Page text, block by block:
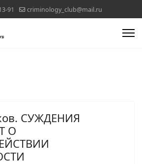
91 criminology_club@mail.ru
СУЖДЕНИЯ
О